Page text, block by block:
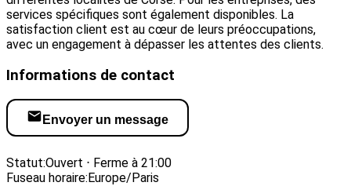
services spécifiques sont également disponibles. La
satisfaction client est au cœur de leurs préoccupations,
avec un engagement à dépasser les attentes des clients.
Informations de contact
Envoyer un message
Statut:Ouvert ⋅ Ferme à 21:00
Fuseau horaire:Europe/Paris